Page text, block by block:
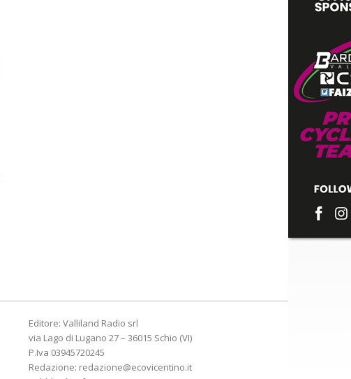
Editore: Valliland Radio srl
via Lago di Lugano 27 – 36015 Schio (VI)
P.Iva 03945720245
Redazione: redazione@ecovicentino.it